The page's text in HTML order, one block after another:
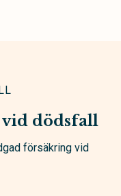
dödsfall
försäkring vid